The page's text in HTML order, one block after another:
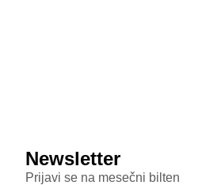
Newsletter
Prijavi se na mesečni bilten